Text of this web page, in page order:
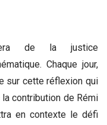
de la justice
Chaque jour,
sur cette réflexion qui
la contribution de Rémi
en contexte le défi